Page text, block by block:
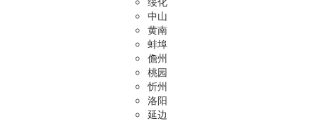
中山
黄南
蚌埠
儋州
桃园
忻州
洛阳
延边